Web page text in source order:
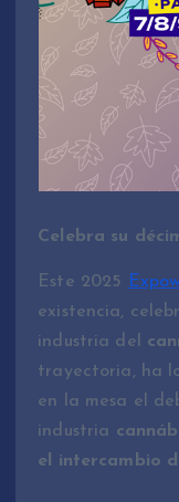
Celebra su
Este 2025
existencia,
industria del
trayectoria, ha
en la mesa el
industria
el intercambio